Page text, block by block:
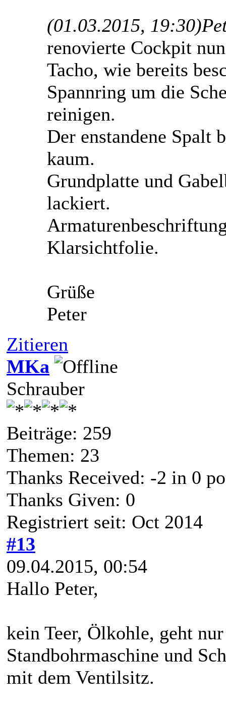
(01.03.2015, 19:30)
renovierte Cockpit
Tacho, wie bereits
Spannring um die
reinigen.
Der enstandene Spalt
kaum.
Grundplatte und
lackiert.
Klarsichtfolie.
Grüße
Peter
Zitieren
MKa
Schrauber
Beiträge: 259
Themen: 23
Thanks Received: -2 in 0
Thanks Given: 0
Registriert seit: Oct 2014
#13
09.04.2015, 00:54
Hallo Peter,
kein Teer, Ölkohle, geht
Standbohrmaschine und
mit dem Ventilsitz.